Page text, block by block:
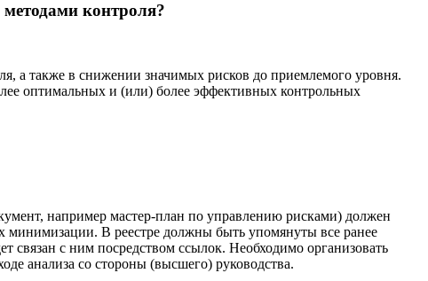
контроля?
а также в снижении значимых рисков до приемлемого уровня.
оптимальных и (или) более эффективных контрольных
например мастер-план по управлению рисками) должен
минимизации. В реестре должны быть упомянуты все ранее
связан с ним посредством ссылок. Необходимо организовать
анализа со стороны (высшего) руководства.